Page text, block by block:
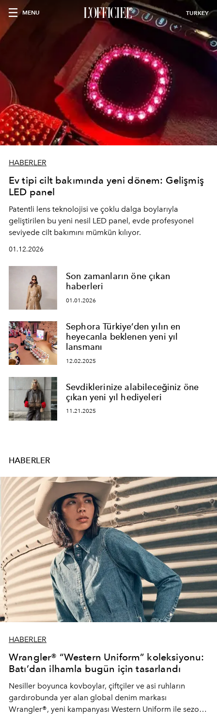
MENU TURKEY
HABERLER
Ev tipi cilt bakımında yeni dönem: Gelişmiş
LED panel
Patentli lens teknolojisi ve çoklu dalga boylarıyla
geliştirilen bu yeni nesil LED panel, evde profesyonel
seviyede cilt bakımını mümkün kılıyor.
01.12.2026
Son zamanların öne çıkan
haberleri
01.01.2026
Sephora Türkiye’den yılın en
heyecanla beklenen yeni yıl
lansmanı
12.02.2025
Sevdiklerinize alabileceğiniz öne
çıkan yeni yıl hediyeleri
11.21.2025
HABERLER
HABERLER
Wrangler® “Western Uniform” koleksiyonu:
Batı’dan ilhamla bugün için tasarlandı
Nesiller boyunca kovboylar, çiftçiler ve asi ruhların
gardırobunda yer alan global denim markası
Wrangler®, yeni kampanyası Western Uniform ile sezona